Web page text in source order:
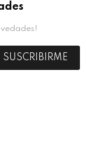
SUSCRIBIRME